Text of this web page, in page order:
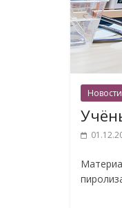
Новости